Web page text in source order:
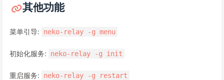
其他功能
菜单引导: neko-relay -g menu
初始化服务: neko-relay -g init
重启服务: neko-relay -g restart